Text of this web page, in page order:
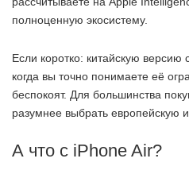
полноценную экосистему.
Если коротко: китайскую версию
когда вы точно понимаете её
беспокоят. Для большинства
разумнее выбрать европейскую
А что с iPhone Air?